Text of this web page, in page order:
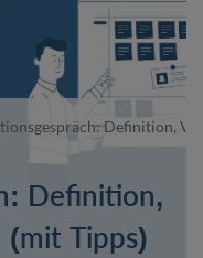
Definition,
Definition,
Tipps)